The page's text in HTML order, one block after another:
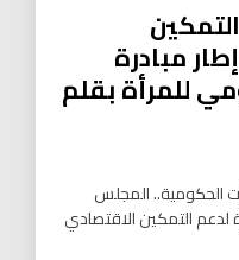
مبادرة
للمرأة بقلم
الحكومية.. المجلس
التمكين الاقتصادي